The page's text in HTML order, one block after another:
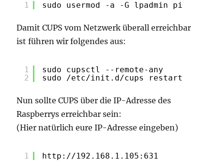
1 sudo usermod -a -G lpadmin pi
Damit CUPS vom Netzwerk überall erreichbar
ist führen wir folgendes aus:
1
2
sudo cupsctl --remote-any
sudo /etc/init.d/cups restart
Nun sollte CUPS über die IP-Adresse des
Raspberrys erreichbar sein:
(Hier natürlich eure IP-Adresse eingeben)
1 http://192.168.1.105:631